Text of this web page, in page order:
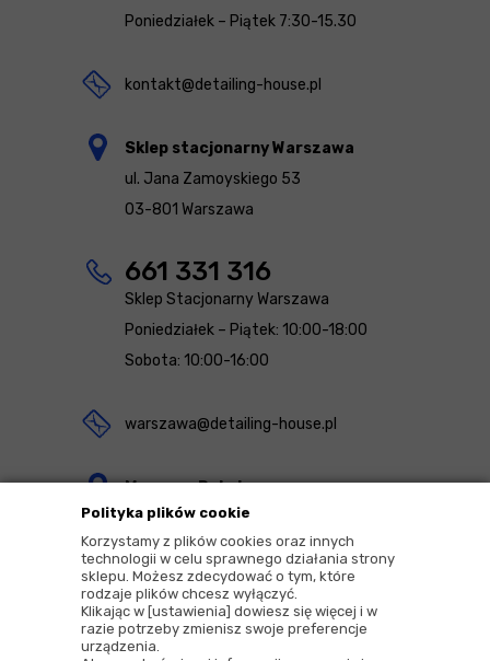
Polityka plików cookie
Korzystamy z plików cookies oraz innych
technologii w celu sprawnego działania strony
sklepu. Możesz zdecydować o tym, które
rodzaje plików chcesz wyłączyć.
Klikając w [ustawienia] dowiesz się więcej i w
razie potrzeby zmienisz swoje preferencje
urządzenia.
Poniedziałek – Piątek 7:30-15.30
kontakt@detailing-house.pl
Sklep stacjonarny Warszawa
ul. Jana Zamoyskiego 53
03-801 Warszawa
661 331 316
Sklep Stacjonarny Warszawa
Poniedziałek – Piątek: 10:00-18:00
Sobota: 10:00-16:00
warszawa@detailing-house.pl
Magazyn Rekcin
Nomos Sp. z o.o. sp.k.
ul. Agrestowa 1
83-010 Rekcin